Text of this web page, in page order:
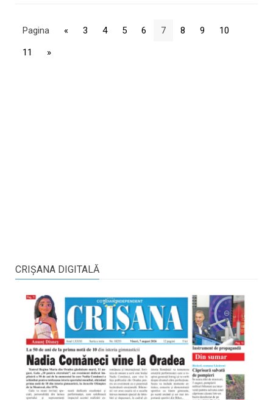
Pagina « 3 4 5 6 7 8 9
10
11
»
CRIŞANA DIGITALĂ